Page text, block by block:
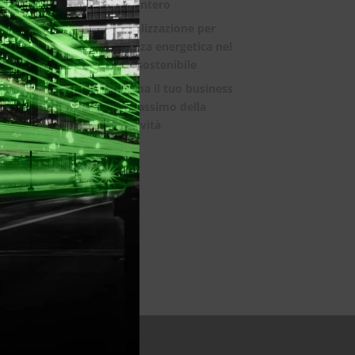
mondo intero
La digitalizzazione per
l’efficienza energetica nel
mondo sostenibile
Trasforma il tuo business
con il massimo della
connettività